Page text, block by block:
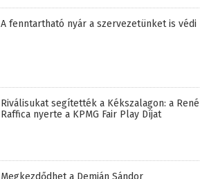
A fenntartható nyár a szervezetünket is védi
Riválisukat segítették a Kékszalagon: a René
Raffica nyerte a KPMG Fair Play Díjat
Megkezdődhet a Demján Sándor